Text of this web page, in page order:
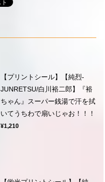
【プリントシール】【純烈-
JUNRETSU/白川裕二郎】『裕
ちゃん』スーパー銭湯で汗を拭
いてうちわで扇いじゃお！！！
¥1,210